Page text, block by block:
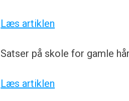
Læs artiklen
Satser på skole for gamle
Læs artiklen